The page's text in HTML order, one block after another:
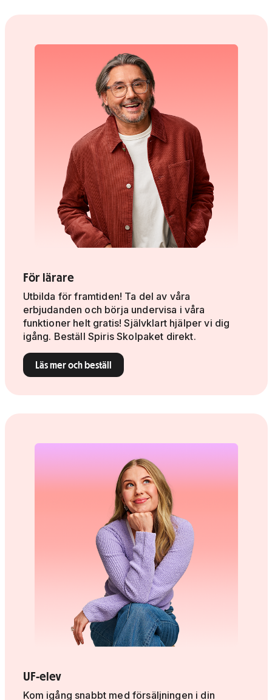
För lärare
Utbilda för framtiden! Ta del av våra
erbjudanden och börja undervisa i våra
funktioner helt gratis! Självklart hjälper vi dig
igång. Beställ Spiris Skolpaket direkt.
Läs mer och beställ
UF-elev
Kom igång snabbt med försäljningen i din